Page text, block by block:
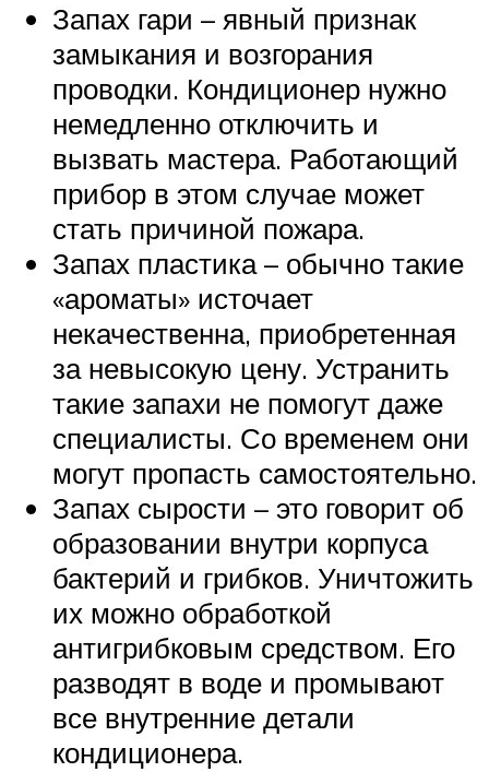
Запах гари – явный признак
замыкания и возгорания
проводки. Кондиционер нужно
немедленно отключить и
вызвать мастера. Работающий
прибор в этом случае может
стать причиной пожара.
Запах пластика – обычно такие
«ароматы» источает
некачественна, приобретенная
за невысокую цену. Устранить
такие запахи не помогут даже
специалисты. Со временем они
могут пропасть самостоятельно.
Запах сырости – это говорит об
образовании внутри корпуса
бактерий и грибков. Уничтожить
их можно обработкой
антигрибковым средством. Его
разводят в воде и промывают
все внутренние детали
кондиционера.